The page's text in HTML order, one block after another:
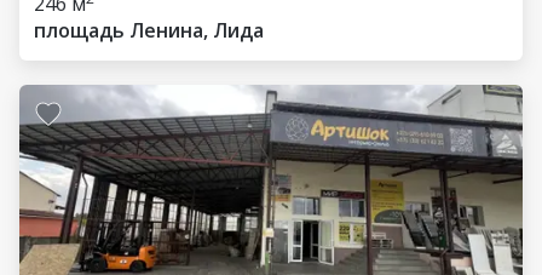
площадь Ленина, Лида